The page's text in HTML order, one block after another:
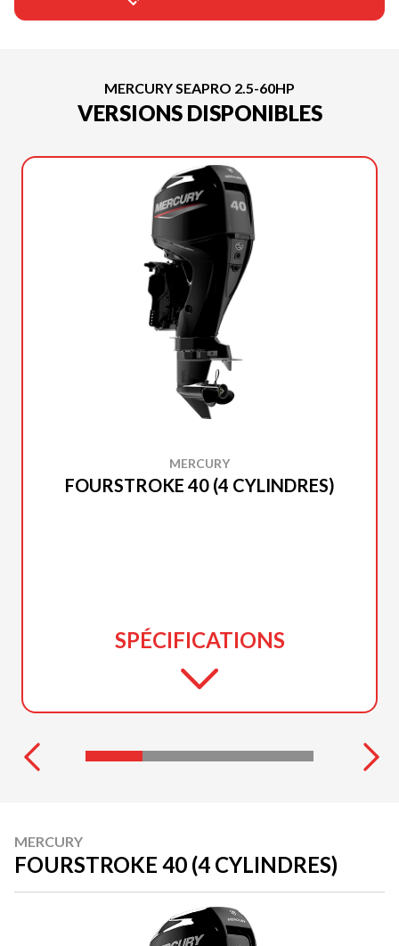
MERCURY SEAPRO 2.5-60HP
VERSIONS DISPONIBLES
MERCURY
FOURSTROKE 40 (4 CYLINDRES)
SPÉCIFICATIONS
MERCURY
FOURSTROKE 40 (4 CYLINDRES)